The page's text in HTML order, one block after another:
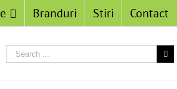
Branduri Stiri Contact